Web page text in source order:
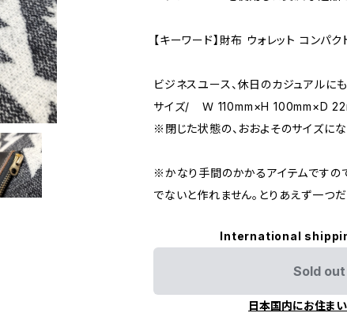
【キーワード】財布 ウォレット コンパク
ビジネスユース、休日のカジュアルにも
サイズ/ Ｗ 110mm×H 100mm×D
※閉じた状態の、おおよそのサイズにな
※かなり手間のかかるアイテムですの
でないと作れません。とりあえず一つだ
International
Sold out
日本国内にお住ま